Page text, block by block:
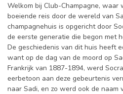
Welkom bij Club-Champagne, waar
boeiende reis door de wereld van
champagnehuis is opgericht door
de eerste generatie die begon met
De geschiedenis van dit huis heeft
want op de dag van de moord op
Frankrijk van 1887-1894, werd
eerbetoon aan deze gebeurtenis
naar Sadi, en zo werd ook de naam